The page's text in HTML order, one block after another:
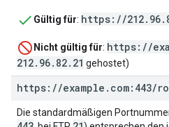
Gültig für: https://
Nicht gültig für: https://
212.96.82.21 gehostet)
https: //example . com:443/
Die standardmäßigen